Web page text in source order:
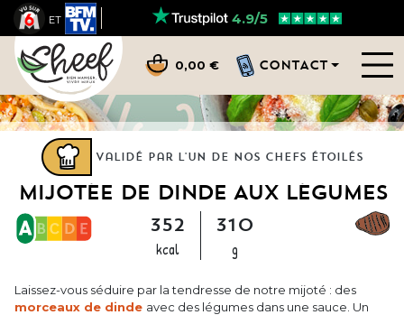
ET 4.9/5
0,00 € CONTACT
Validé par l'un de nos chefs étoilés
MIJOTÉE DE DINDE AUX LÉGUMES
352
kcal
310
g
Laissez-vous séduire par la tendresse de notre mijoté : des
morceaux de dinde avec des légumes dans une sauce. Un